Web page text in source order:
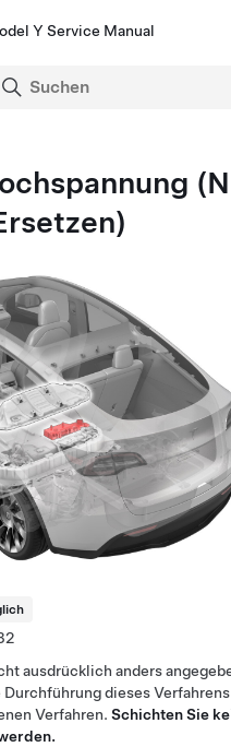
Y Service Manual
ausdrücklich anders
Durchführung dieses
Verfahren. Schichten Sie